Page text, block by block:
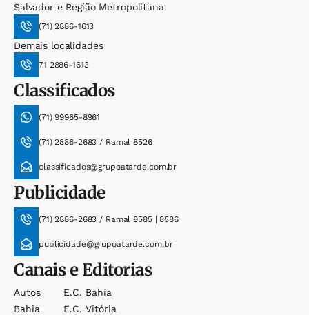
Salvador e Região Metropolitana
(71) 2886-1613
Demais localidades
71 2886-1613
Classificados
(71) 99965-8961
(71) 2886-2683 / Ramal 8526
classificados@grupoatarde.com.br
Publicidade
(71) 2886-2683 / Ramal 8585 | 8586
publicidade@grupoatarde.com.br
Canais e Editorias
Autos
Bahia
E.c. Bahia
E.c. Vitória